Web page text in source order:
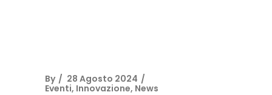
By
28 Agosto 2024
Eventi, Innovazione, News